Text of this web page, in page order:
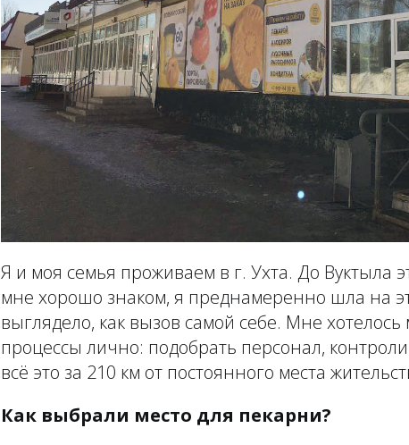
Я и моя семья проживаем в г. Ухта. До Вуктыла
мне хорошо знаком, я преднамеренно шла на
выглядело, как вызов самой себе. Мне
процессы лично: подобрать персонал,
всё это за 210 км от постоянного места
Как выбрали место для пекарни?